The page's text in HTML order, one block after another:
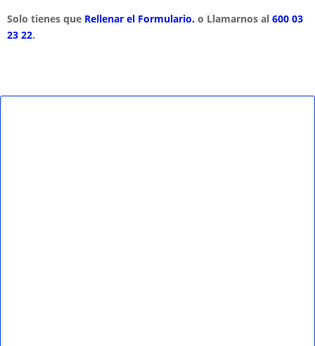
Solo tienes que Rellenar el Formulario. o Llamarnos al 600 03
23 22.